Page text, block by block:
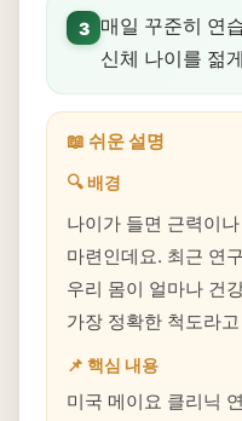
3 매일 꾸준히 연
신체 나이를 젊
📖 쉬운 설명
🔍 배경
나이가 들면 근력이
마련인데요. 최근 연
우리 몸이 얼마나 건
가장 정확한 척도라
📌 핵심 내용
미국 메이요 클리닉